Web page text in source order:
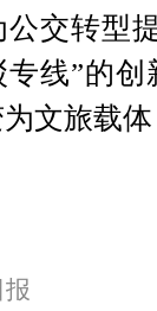
公交转型
专线”的
文旅载